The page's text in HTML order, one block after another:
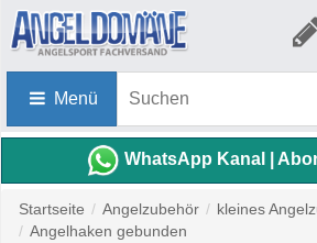
Menü
WhatsApp Kanal |
Startseite / Angelzubehör / kleines
/ Angelhaken gebunden